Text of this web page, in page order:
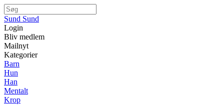
Sund Sund
Login
Bliv medlem
Mailnyt
Kategorier
Barn
Hun
Han
Mentalt
Krop